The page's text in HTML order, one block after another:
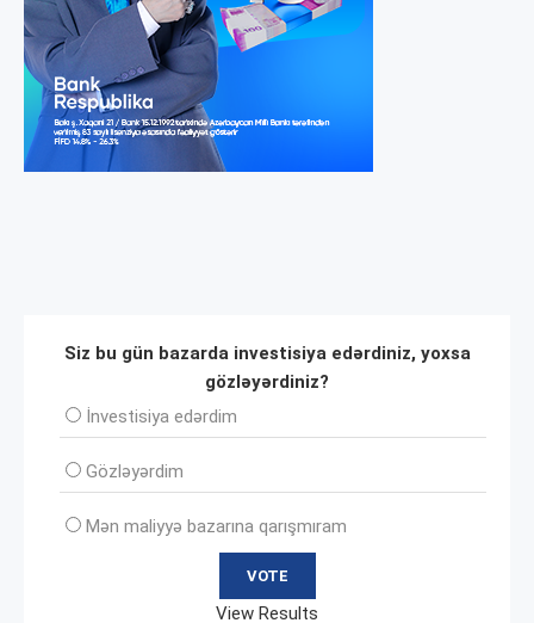
Siz bu gün bazarda investisiya edərdiniz, yoxsa
gözləyərdiniz?
İnvеstisiya edərdim
Gözləyərdim
Mən maliyyə bazarına qarışmıram
View Results